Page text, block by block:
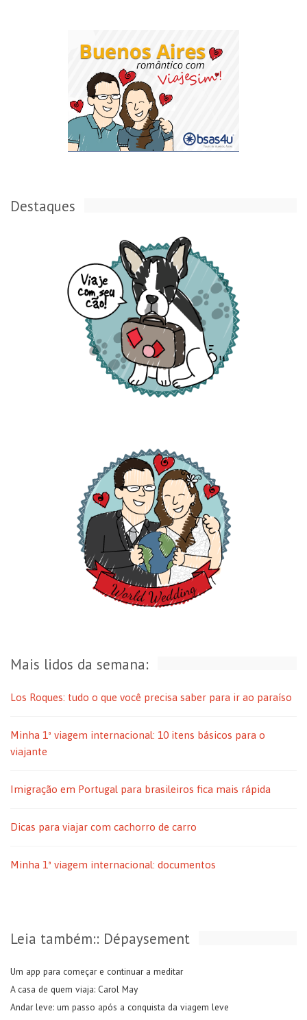
Destaques
Mais lidos da semana:
Los Roques: tudo o que você precisa saber para ir ao paraíso
Minha 1ª viagem internacional: 10 itens básicos para o
viajante
Imigração em Portugal para brasileiros fica mais rápida
Dicas para viajar com cachorro de carro
Minha 1ª viagem internacional: documentos
Leia também:: Dépaysement
Um app para começar e continuar a meditar
A casa de quem viaja: Carol May
Andar leve: um passo após a conquista da viagem leve